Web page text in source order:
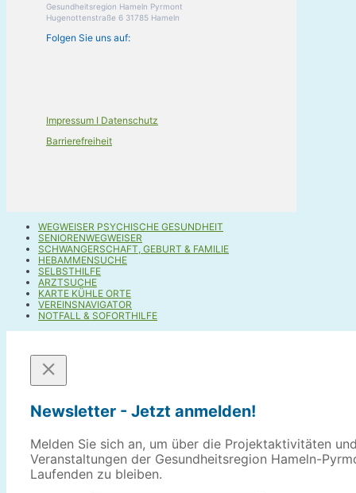
Gesundheitsregion Hameln Pyrmont
Hugenottenstraße 6 31785 Hameln
Folgen Sie uns auf:
Impressum I Datenschutz
Barrierefreiheit
WEGWEISER PSYCHISCHE GESUNDHEIT
SENIORENWEGWEISER
SCHWANGERSCHAFT, GEBURT & FAMILIE
HEBAMMENSUCHE
SELBSTHILFE
ARZTSUCHE
KARTE KÜHLE ORTE
VEREINSNAVIGATOR
NOTFALL & SOFORTHILFE
Newsletter - Jetzt anmelden!
Melden Sie sich an, um über die Projektaktivitäten
Veranstaltungen der Gesundheitsregion Hameln-
Laufenden zu bleiben.